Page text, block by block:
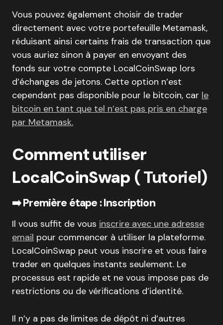
Vous pouvez également choisir de trader
directement avec votre portefeuille Metamask,
réduisant ainsi certains frais de transaction que
vous auriez sinon à payer en envoyant des
fonds sur votre compte LocalCoinSwap lors
d’échanges de jetons. Cette option n’est
cependant pas disponible pour le bitcoin, car le
bitcoin en tant que tel n’est pas pris en charge
par Metamask.
Comment utiliser
LocalCoinSwap ( Tutoriel)
➡️ Première étape : Inscription
Il vous suffit de vous inscrire avec une adresse
email pour commencer à utiliser la plateforme.
LocalCoinSwap peut vous inscrire et vous faire
trader en quelques instants seulement. Le
processus est rapide et ne vous impose pas de
restrictions ou de vérifications d’identité.
Il n’y a pas de limites de dépôt ni d’autres